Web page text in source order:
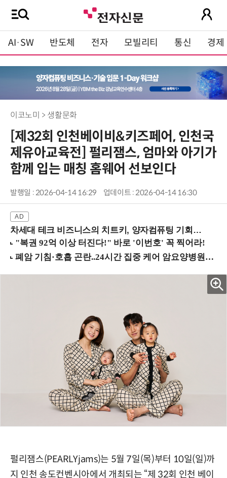
AI·SW 반도체 전자 모빌리티 통신 경제
이코노미 > 생활문화
[제32회 인천베이비&키즈페어, 인천국
제유아교육전] 펄리잼스, 엄마와 아기가
함께 입는 매칭 홈웨어 선보인다
발행일 : 2026-04-14 16:29 업데이트 : 2026-04-14 16:30
차세대 테크 비즈니스의 치트키, 양자컴퓨팅 기회를 선점하라! (8/28 강남역)
펄리잼스(PEARLYjams)는 5월 7일(목)부터 10일(일)까
지 인천 송도컨벤시아에서 개최되는 “제 32회 인천 베이